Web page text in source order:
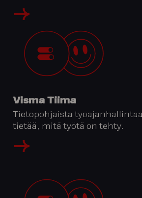
Visma Tiima
Tietopohjaista
tietää, mitä työtä on tehty.